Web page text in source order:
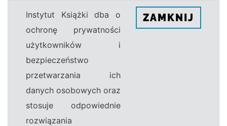
Instytut Książki dba o
ochronę prywatności
użytkowników i
bezpieczeństwo
przetwarzania ich
danych osobowych oraz
stosuje odpowiednie
rozwiązania
ZAMKNIJ